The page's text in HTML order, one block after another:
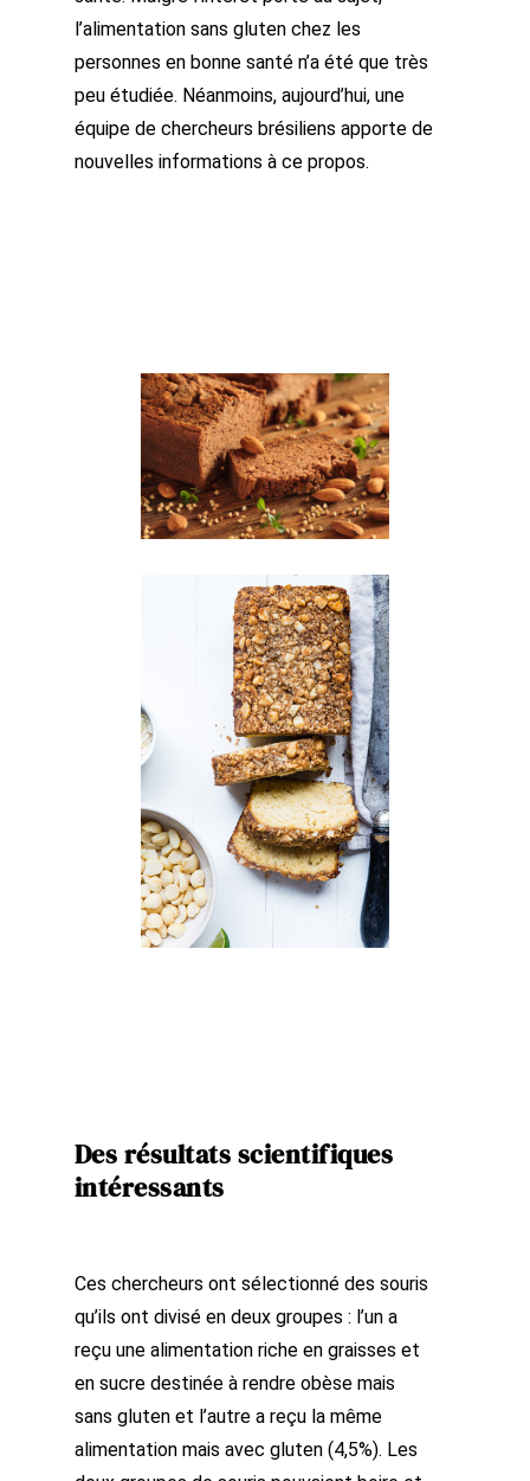
l’alimentation sans gluten chez les
personnes en bonne santé n’a été que très
peu étudiée. Néanmoins, aujourd’hui, une
équipe de chercheurs brésiliens apporte de
nouvelles informations à ce propos.
Des résultats scientifiques
intéressants
Ces chercheurs ont sélectionné des souris
qu’ils ont divisé en deux groupes : l’un a
reçu une alimentation riche en graisses et
en sucre destinée à rendre obèse mais
sans gluten et l’autre a reçu la même
alimentation mais avec gluten (4,5%). Les